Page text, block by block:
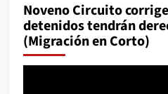
Noveno Circuito
detenidos tendrán
(Migración en Corto)